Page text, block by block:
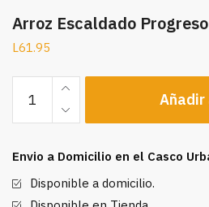
Arroz Escaldado
L61.95
Escaldado
Progreso
Kg
cantidad
Envio a Domicilio en el Casco
Disponible a domicilio.